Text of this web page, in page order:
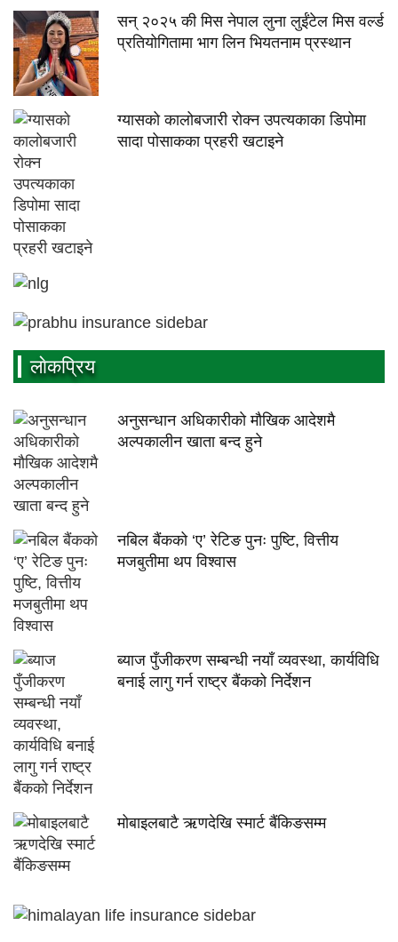
सन् २०२५ की मिस नेपाल लुना लुईंटेल मिस वर्ल्ड
प्रतियोगितामा भाग लिन भियतनाम प्रस्थान
ग्यासको कालोबजारी रोक्न उपत्यकाका डिपोमा
सादा पोसाकका प्रहरी खटाइने
लाेकप्रिय
अनुसन्धान अधिकारीकाे माैखिक आदेशमै
अल्पकालीन खाता बन्द हुने
नबिल बैंकको ‘ए’ रेटिङ पुनः पुष्टि, वित्तीय
मजबुतीमा थप विश्वास
ब्याज पुँजीकरण सम्बन्धी नयाँ व्यवस्था, कार्यविधि
बनाई लागु गर्न राष्ट्र बैंकको निर्देशन
मोबाइलबाटै ऋणदेखि स्मार्ट बैंकिङसम्म